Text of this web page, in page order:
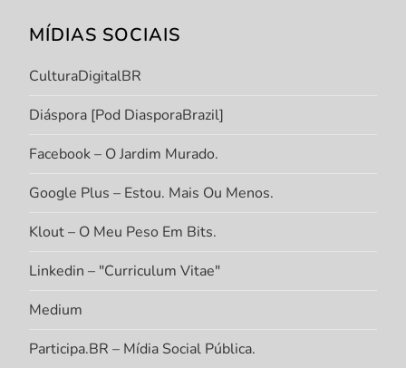
MÍDIAS SOCIAIS
CulturaDigitalBR
Diáspora [Pod DiasporaBrazil]
Facebook – O Jardim Murado.
Google Plus – Estou. Mais Ou Menos.
Klout – O Meu Peso Em Bits.
Linkedin – "Curriculum Vitae"
Medium
Participa.BR – Mídia Social Pública.